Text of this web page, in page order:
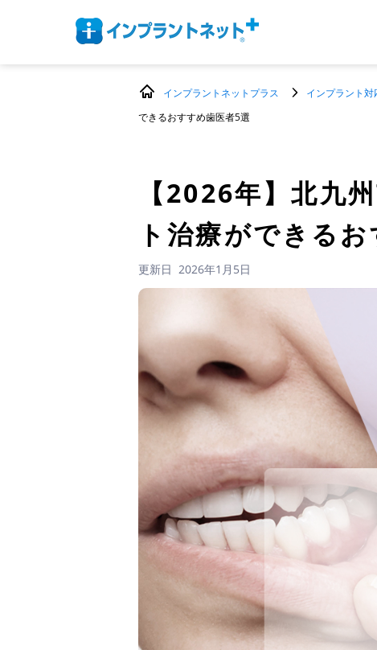
インプラントネットプラス インプラント
できるおすすめ歯医者5選
【2026年】北九
ト治療ができる
更新日 2026年1月5日